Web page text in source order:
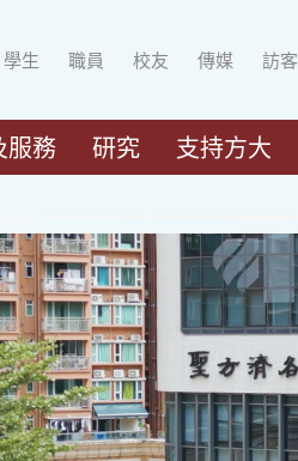
學生 職員 校友 傳媒 訪客
服務 研究 支持方大